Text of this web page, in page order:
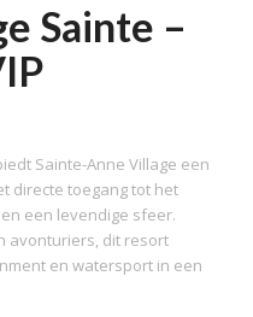
Sainte –
Sainte-Anne Village een
directe toegang tot het
een levendige sfeer.
avonturiers, dit resort
en watersport in een